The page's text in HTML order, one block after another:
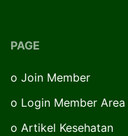
PAGE
o Join Member
o Login Member Area
o Artikel Kesehatan